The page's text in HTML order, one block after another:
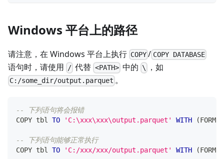
Windows 平台上的路径
请注意，在 Windows 平台上执行 COPY / COPY DATABASE
语句时，请使用 / 代替 <PATH>中的 \ ，如
C:/some_dir/output.parquet 。
-- 下列语句将会报错
COPY tbl TO 'C:\xxx\xxx\output.parquet' WITH (
-- 下列语句能够正常执行
COPY tbl TO 'C:/xxx/xxx/output.parquet' WITH (